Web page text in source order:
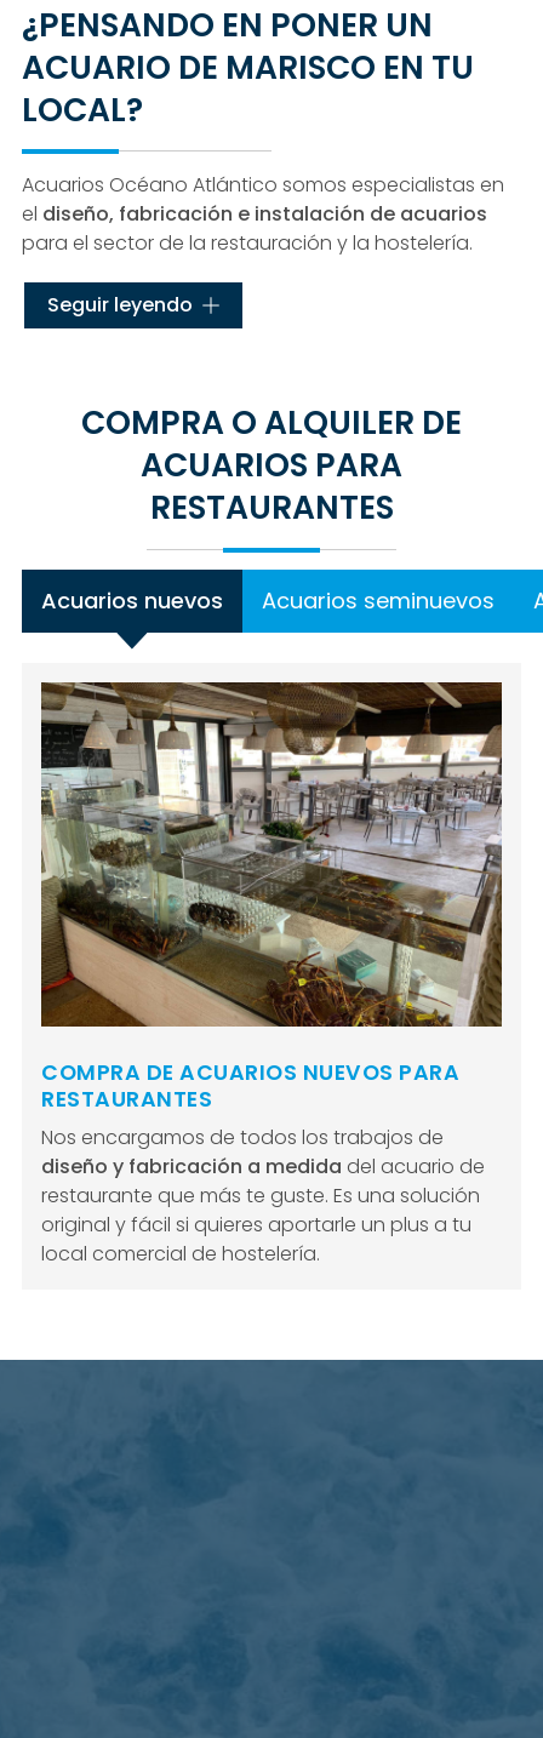
¿PENSANDO EN PONER UN
ACUARIO DE MARISCO EN TU
LOCAL?
Acuarios Océano Atlántico somos especialistas en
el diseño, fabricación e instalación de acuarios
para el sector de la restauración y la hostelería.
Contamos conamplia experiencia
asesoramos para que encuentres el mejor acuario
Nuestros acuarios de pared son resistentes a los
impactos y disponen de las últimas innovaciones,
entre las que destaca elsistema de bajada de
para su limpieza y que cuentan con
Seguir leyendo
COMPRA O ALQUILER DE
ACUARIOS PARA
RESTAURANTES
Acuarios nuevos Acuarios seminuevos
COMPRA DE ACUARIOS NUEVOS PARA
RESTAURANTES
Nos encargamos de todos los trabajos de
diseño y fabricación a medida del acuario de
restaurante que más te guste. Es una solución
original y fácil si quieres aportarle un plus a tu
local comercial de hostelería.